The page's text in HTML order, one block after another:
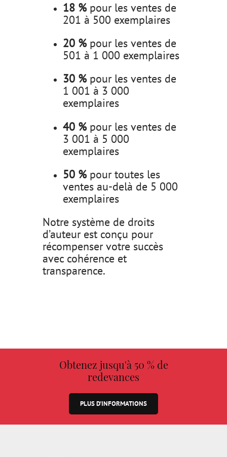
18 % pour les ventes de
201 à 500 exemplaires
20 % pour les ventes de
501 à 1 000 exemplaires
30 % pour les ventes de
1 001 à 3 000
exemplaires
40 % pour les ventes de
3 001 à 5 000
exemplaires
50 % pour toutes les
ventes au-delà de 5 000
exemplaires
Notre système de droits
d’auteur est conçu pour
récompenser votre succès
avec cohérence et
transparence.
Obtenez jusqu'à 50 % de
redevances
PLUS D'INFORMATIONS